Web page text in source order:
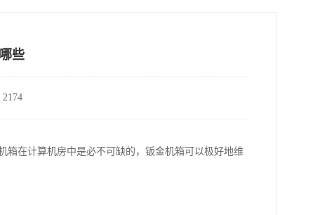
些
箱在计算机房中是必不可缺的，钣金机箱可以极好地维